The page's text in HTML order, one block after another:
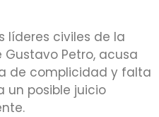
líderes civiles de la
Petro, acusa
de complicidad y falta
un posible juicio